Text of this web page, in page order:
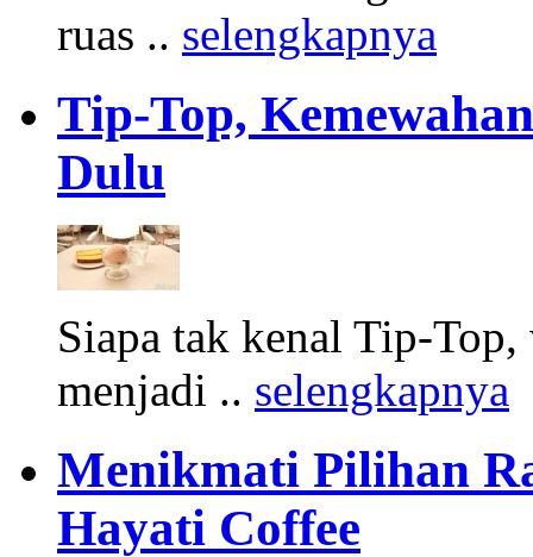
ruas .. selengkapnya
Tip-Top,
Dulu
Siapa tak kenal Tip-
menjadi .. selengkapnya
Menikmati Pilihan
Hayati Coffee